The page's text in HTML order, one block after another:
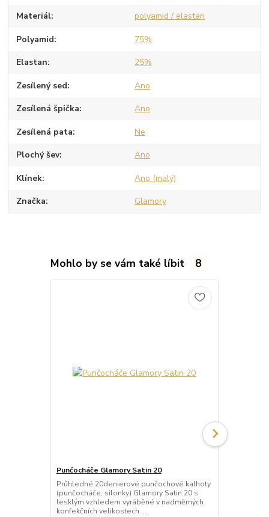
Materiál polyamid / elastan
Polyamid 75%
Elastan 25%
Zesílený sed Ano
Zesílená špička Ano
Zesílená pata Ne
Plochý šev Ano
Klínek Ano (malý)
Značka Glamory
Mohlo by se vám také líbit 8
Punčocháče Glamory Satin 20
Průhledné 20denierové punčochové kalhoty
(punčocháče, silonky) Glamory Satin 20 s
lesklým vzhledem vyráběné v nadměrných
konfekčních velikostech ...